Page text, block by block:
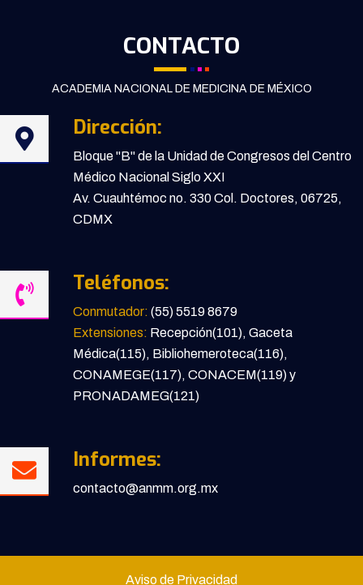
CONTACTO
ACADEMIA NACIONAL DE MEDICINA DE MÉXICO
Dirección:
Bloque "B" de la Unidad de Congresos del Centro
Médico Nacional Siglo XXI
Av. Cuauhtémoc no. 330 Col. Doctores, 06725,
CDMX
Teléfonos:
Conmutador: (55) 5519 8679
Extensiones: Recepción(101), Gaceta
Médica(115), Bibliohemeroteca(116),
CONAMEGE(117), CONACEM(119) y
PRONADAMEG(121)
Informes:
contacto@anmm.org.mx
Aviso de Privacidad